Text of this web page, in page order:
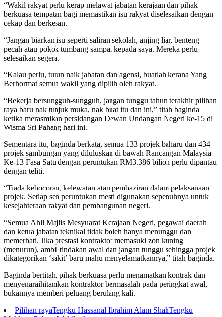
“Wakil rakyat perlu kerap melawat jabatan kerajaan dan pihak
berkuasa tempatan bagi memastikan isu rakyat diselesaikan dengan
cekap dan berkesan.
“Jangan biarkan isu seperti saliran sekolah, anjing liar, benteng
pecah atau pokok tumbang sampai kepada saya. Mereka perlu
selesaikan segera.
“Kalau perlu, turun naik jabatan dan agensi, buatlah kerana Yang
Berhormat semua wakil yang dipilih oleh rakyat.
“Bekerja bersungguh-sungguh, jangan tunggu tahun terakhir pilihan
raya baru nak tunjuk muka, nak buat itu dan ini,” titah baginda
ketika merasmikan persidangan Dewan Undangan Negeri ke-15 di
Wisma Sri Pahang hari ini.
Sementara itu, baginda berkata, semua 133 projek baharu dan 434
projek sambungan yang diluluskan di bawah Rancangan Malaysia
Ke-13 Fasa Satu dengan peruntukan RM3.386 bilion perlu dipantau
dengan teliti.
“Tiada kebocoran, kelewatan atau pembaziran dalam pelaksanaan
projek. Setiap sen peruntukan mesti digunakan sepenuhnya untuk
kesejahteraan rakyat dan pembangunan negeri.
“Semua Ahli Majlis Mesyuarat Kerajaan Negeri, pegawai daerah
dan ketua jabatan teknikal tidak boleh hanya menunggu dan
memerhati. Jika prestasi kontraktor memasuki zon kuning
(menurun), ambil tindakan awal dan jangan tunggu sehingga projek
dikategorikan ‘sakit’ baru mahu menyelamatkannya,” titah baginda.
Baginda bertitah, pihak berkuasa perlu menamatkan kontrak dan
menyenaraihitamkan kontraktor bermasalah pada peringkat awal,
bukannya memberi peluang berulang kali.
Pilihan rayaTengku Hassanal Ibrahim Alam ShahTengku